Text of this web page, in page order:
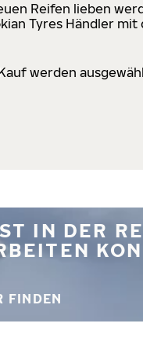
Reifen lieben
Tyres Händler
werden
IN DER
FINDEN